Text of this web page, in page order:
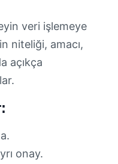
veri işlemeye
niteliği, amacı,
açıkça
onay.